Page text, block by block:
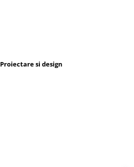
Proiectare si design